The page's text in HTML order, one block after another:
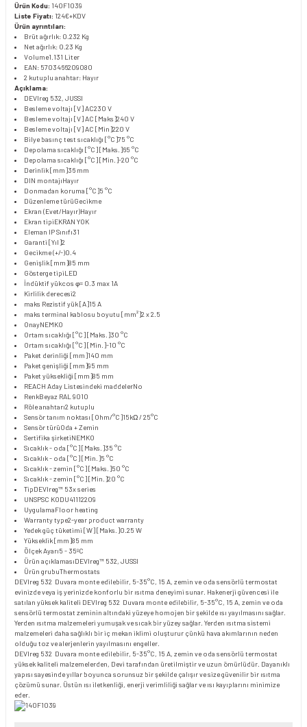
Ürün Kodu: 140F1039
Liste Fiyatı: 124€+KDV
Ürün ayrıntıları:
Brüt ağırlık: 0.232 Kg
Net ağırlık: 0.23 Kg
Volume1.131 Liter
EAN: 5703466209080
2 kutuplu anahtar: Hayır
Açıklama:
DEVIreg 532, JUSSI
Besleme voltajı [V] AC230 V
Besleme voltajı [V] AC [Maks]240 V
Besleme voltajı [V] AC [Min]220 V
Bilye basınç test sıcaklığı [°C]75 °C
Depolama sıcaklığı [°C] [Maks.]65 °C
Depolama sıcaklığı [°C] [Min.]-20 °C
Derinlik [mm]36 mm
DIN montajıHayır
Donmadan koruma [°C]5 °C
Düzenleme türüGecikme
Ekran (Evet/Hayır)Hayır
Ekran tipiEKRAN YOK
Eleman IP Sınıfı31
Garanti [Yıl]2
Gecikme (+/-)0.4
Genişlik [mm]85 mm
Gösterge tipiLED
İndüktif yükcos φ= 0.3 max 1A
Kirlilik derecesi2
maks Rezistif yük [A]15 A
maks terminal kablosu boyutu [mm²]2 x 2.5
OnayNEMKO
Ortam sıcaklığı [°C] [Maks.]30 °C
Ortam sıcaklığı [°C] [Min.]-10 °C
Paket derinliği [mm]140 mm
Paket genişliği [mm]95 mm
Paket yüksekliği [mm]85 mm
REACH Aday Listesindeki maddelerNo
RenkBeyaz RAL 9010
Röle anahtarı2 kutuplu
Sensör tanım noktası [Ohm/°C]15kΩ / 25°C
Sensör türüOda + Zemin
Sertifika şirketiNEMKO
Sıcaklık - oda [°C] [Maks.]35 °C
Sıcaklık - oda [°C] [Min.]5 °C
Sıcaklık - zemin [°C] [Maks.]50 °C
Sıcaklık - zemin [°C] [Min.]20 °C
TipDEVIreg™ 53x series
UNSPSC KODU41112209
UygulamaFloor heating
Warranty type2-year product warranty
Yedek güç tüketimi [W] [Maks.]0.25 W
Yükseklik [mm]85 mm
Ölçek Ayarı5 - 35ºC
Ürün açıklamasıDEVIreg™ 532, JUSSI
Ürün grubuThermostats
DEVIreg 532 Duvara monte edilebilir, 5-35°C, 15 A, zemin ve oda sensörlü termostat
evinizde veya iş yerinizde konforlu bir ısıtma deneyimi sunar. Hakenerji güvencesi ile
satılan yüksek kaliteli DEVIreg 532 Duvara monte edilebilir, 5-35°C, 15 A, zemin ve oda
sensörlü termostat zeminin altındaki yüzeye homojen bir şekilde ısı yayılmasını sağlar.
Yerden ısıtma malzemeleri yumuşak ve sıcak bir yüzey sağlar. Yerden ısıtma sistemi
malzemeleri daha sağlıklı bir iç mekan iklimi oluşturur çünkü hava akımlarının neden
olduğu toz ve alerjenlerin yayılmasını engeller.
DEVIreg 532 Duvara monte edilebilir, 5-35°C, 15 A, zemin ve oda sensörlü termostat
yüksek kaliteli malzemelerden, Devi tarafından üretilmiştir ve uzun ömürlüdür. Dayanıklı
yapısı sayesinde yıllar boyunca sorunsuz bir şekilde çalışır ve size güvenilir bir ısıtma
çözümü sunar. Üstün ısı iletkenliği, enerji verimliliği sağlar ve ısı kayıplarını minimize
eder.